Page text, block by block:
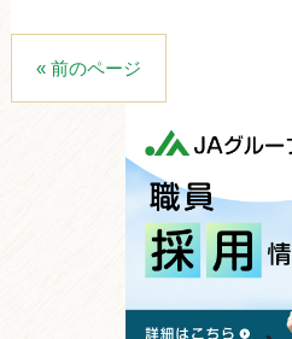
« 前のページ